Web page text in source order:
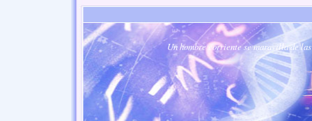
Un hombre corriente se maravilla de